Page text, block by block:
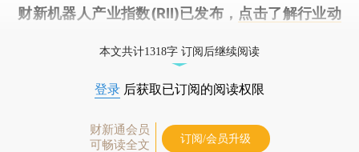
财新机器人产业指数(RII)已发布， 点击了解行业动
本文共计1318字 订阅后继续阅读
登录 后获取已订阅的阅读权限
财新通会员
可畅读全文
订阅/会员升级